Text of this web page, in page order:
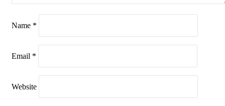
Name *
Email *
Website